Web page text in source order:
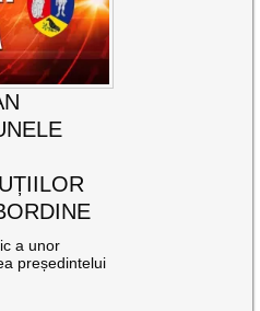
a unor
președintelui